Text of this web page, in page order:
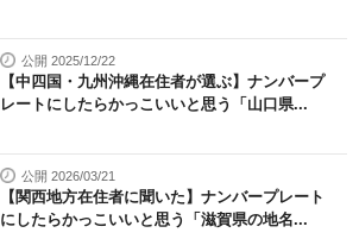
公開 2025/12/22
【中四国・九州沖縄在住者が選ぶ】ナンバープ
レートにしたらかっこいいと思う「山口県...
公開 2026/03/21
【関西地方在住者に聞いた】ナンバープレート
にしたらかっこいいと思う「滋賀県の地名...